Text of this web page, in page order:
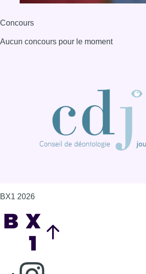
Concours
Aucun concours pour le moment
BX1 2026
Consulter page Instagram